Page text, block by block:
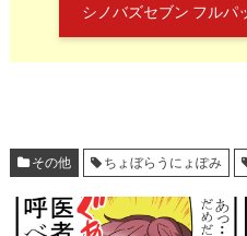
シノバズセブン フルパ
その他 ちょぼらうにょぽみ